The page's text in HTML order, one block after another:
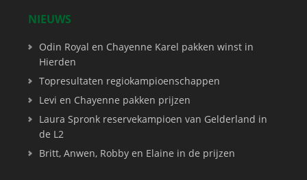
NIEUWS
Odin Royal en Chayenne Karel pakken winst in
Hierden
Topresultaten regiokampioenschappen
Levi en Chayenne pakken prijzen
Laura Spronk reservekampioen van Gelderland in
de L2
Britt, Anwen, Robby en Elaine in de prijzen